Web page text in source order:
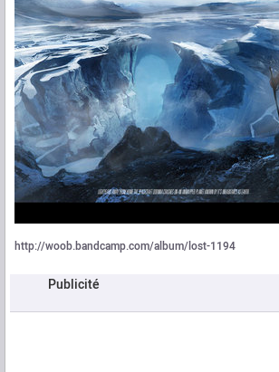
http://woob.bandcamp.com/album/lost-1194
Publicité